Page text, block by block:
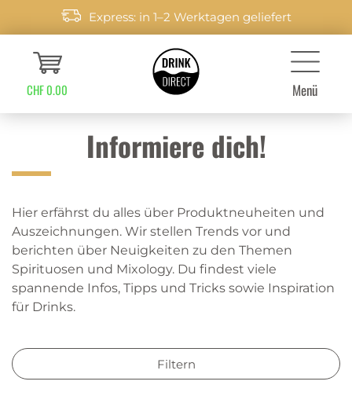
Express: in 1–2 Werktagen geliefert
CHF 0.00 Menü
Informiere dich!
Hier erfährst du alles über Produktneuheiten und
Auszeichnungen. Wir stellen Trends vor und
berichten über Neuigkeiten zu den Themen
Spirituosen und Mixology. Du findest viele
spannende Infos, Tipps und Tricks sowie Inspiration
für Drinks.
Filtern